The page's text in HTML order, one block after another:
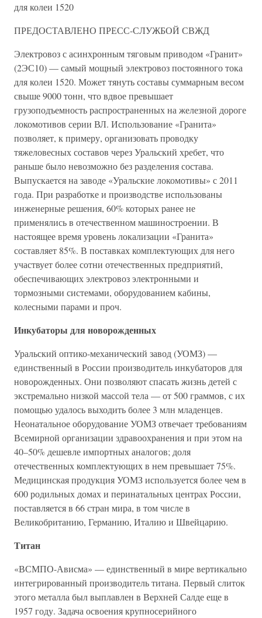
для колеи 1520
ПРЕДОСТАВЛЕНО ПРЕСС-СЛУЖБОЙ СВЖД
Электровоз с асинхронным тяговым приводом «Гранит»
(2ЭС10) — самый мощный электровоз постоянного тока
для колеи 1520. Может тянуть составы суммарным весом
свыше 9000 тонн, что вдвое превышает
грузоподъемность распространенных на железной дороге
локомотивов серии ВЛ. Использование «Гранита»
позволяет, к примеру, организовать проводку
тяжеловесных составов через Уральский хребет, что
раньше было невозможно без разделения состава.
Выпускается на заводе «Уральские локомотивы» с 2011
года. При разработке и производстве использованы
инженерные решения, 60% которых ранее не
применялись в отечественном машиностроении. В
настоящее время уровень локализации «Гранита»
составляет 85%. В поставках комплектующих для него
участвует более сотни отечественных предприятий,
обеспечивающих электровоз электронными и
тормозными системами, оборудованием кабины,
колесными парами и проч.
Инкубаторы для новорожденных
Уральский оптико-механический завод (УОМЗ) —
единственный в России производитель инкубаторов для
новорожденных. Они позволяют спасать жизнь детей с
экстремально низкой массой тела — от 500 граммов, с их
помощью удалось выходить более 3 млн младенцев.
Неонатальное оборудование УОМЗ отвечает требованиям
Всемирной организации здравоохранения и при этом на
40–50% дешевле импортных аналогов; доля
отечественных комплектующих в нем превышает 75%.
Медицинская продукция УОМЗ используется более чем в
600 родильных домах и перинатальных центрах России,
поставляется в 66 стран мира, в том числе в
Великобританию, Германию, Италию и Швейцарию.
Титан
«ВСМПО-Ависма» — единственный в мире вертикально
интегрированный производитель титана. Первый слиток
этого металла был выплавлен в Верхней Салде еще в
1957 году. Задача освоения крупносерийного